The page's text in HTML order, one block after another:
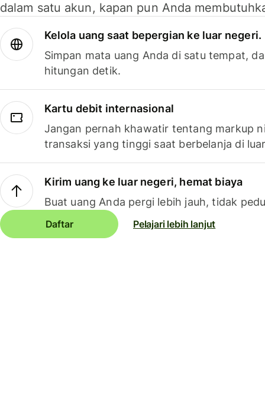
dalam satu akun, kapan pun Anda
Kelola uang saat bepergian ke luar negeri.
Simpan mata uang Anda di satu tempat,
hitungan detik.
Kartu debit internasional
Jangan pernah khawatir tentang markup
transaksi yang tinggi saat berbelanja di
Kirim uang ke luar negeri, hemat biaya
Buat uang Anda pergi lebih jauh, tidak
Daftar Pelajari lebih lanjut